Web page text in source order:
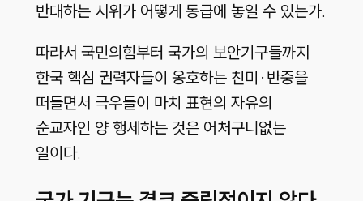
반대하는 시위가 어떻게 동급에 놓일 수 있는가.
따라서 국민의힘부터 국가의 보안기구들까지
한국 핵심 권력자들이 옹호하는 친미·반중을
떠들면서 극우들이 마치 표현의 자유의
순교자인 양 행세하는 것은 어처구니없는
일이다.